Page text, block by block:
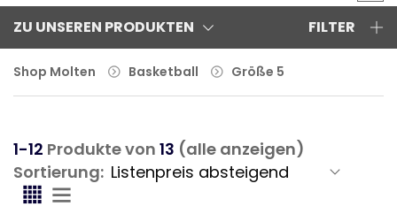
ZU UNSEREN PRODUKTEN FILTER
Shop Molten Basketball Größe 5
1-12 Produkte von 13 (alle anzeigen)
Sortierung: